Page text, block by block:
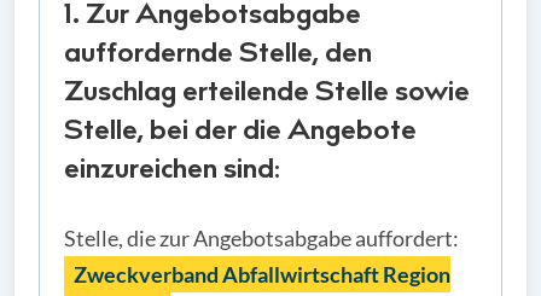
1. Zur Angebotsabgabe
auffordernde Stelle, den
Zuschlag erteilende Stelle sowie
Stelle, bei der die Angebote
einzureichen sind:
Stelle, die zur Angebotsabgabe auffordert:
Zweckverband Abfallwirtschaft Region